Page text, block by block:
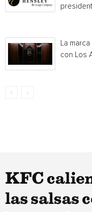
La
con Los
KFC
las salsas